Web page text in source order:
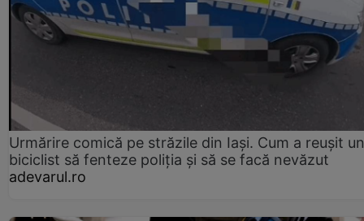
Urmărire comică pe străzile din Iași. Cum a reușit un
biciclist să fenteze poliția și să se facă nevăzut
adevarul.ro